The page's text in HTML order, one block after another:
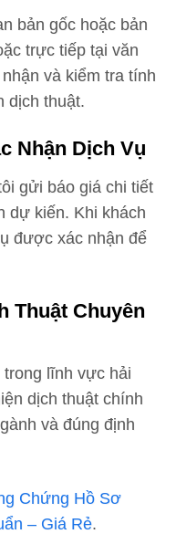
bản gốc hoặc bản
trực tiếp tại văn
và kiểm tra tính
dịch thuật.
Nhận Dịch Vụ
gửi báo giá chi tiết
dự kiến. Khi khách
được xác nhận để
Thuật Chuyên
trong lĩnh vực hải
dịch thuật chính
và đúng định
Chứng Hồ Sơ
– Giá Rẻ.